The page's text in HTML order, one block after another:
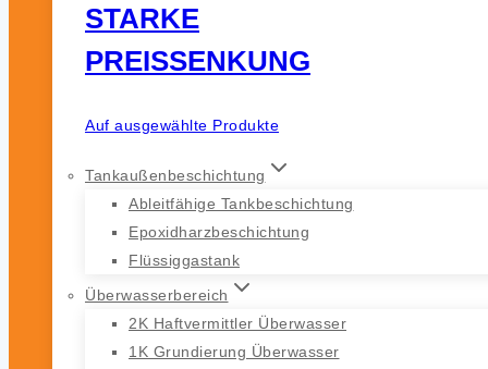
STARKE
PREISSENKUNG
Auf ausgewählte Produkte
Tankaußenbeschichtung
Ableitfähige Tankbeschichtung
Epoxidharzbeschichtung
Flüssiggastank
Überwasserbereich
2K Haftvermittler Überwasser
1K Grundierung Überwasser